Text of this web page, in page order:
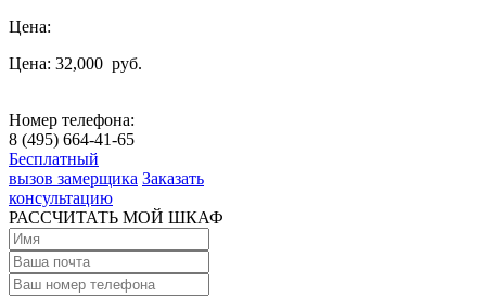
Цена:
Цена: 32,000 руб.
Номер телефона:
8 (495) 664-41-65
Бесплатный
вызов замерщика Заказать
консультацию
РАССЧИТАТЬ МОЙ ШКАФ